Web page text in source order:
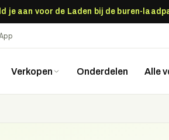
je aan voor de Laden bij de buren-
Verkopen Onderdelen Alle